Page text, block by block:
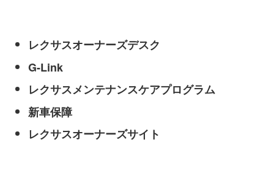
レクサスオーナーズデスク
G-Link
レクサスメンテナンスケアプログラム
新車保障
レクサスオーナーズサイト